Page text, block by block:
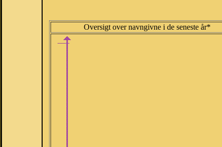
Oversigt over navngivne i de seneste år*